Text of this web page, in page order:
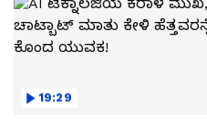
19:29